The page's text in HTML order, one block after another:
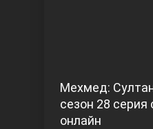
Мехмед:
сезон 28 серия
онлайн